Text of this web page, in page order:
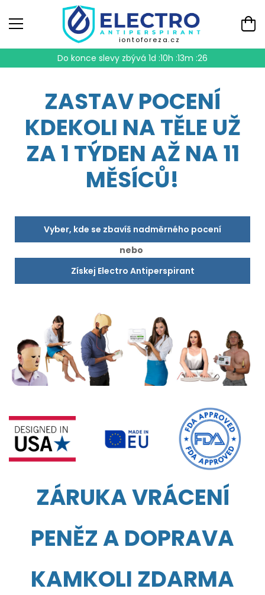
iontoforeza.cz
Do konce slevy zbývá1d :10h :13m :25
ZASTAV POCENÍ
KDEKOLI NA TĚLE UŽ
ZA 1 TÝDEN AŽ NA 11
MĚSÍCŮ!
Vyber, kde se zbavíš nadměrného pocení
nebo
Získej Electro Antiperspirant
ZÁRUKA VRÁCENÍ
PENĚZ A DOPRAVA
KAMKOLI ZDARMA